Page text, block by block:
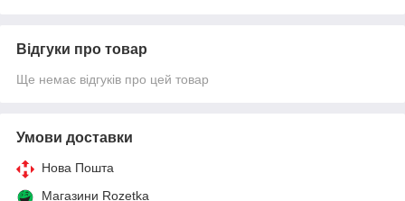
Відгуки про товар
Ще немає відгуків про цей товар
Умови доставки
Нова Пошта
Магазини Rozetka